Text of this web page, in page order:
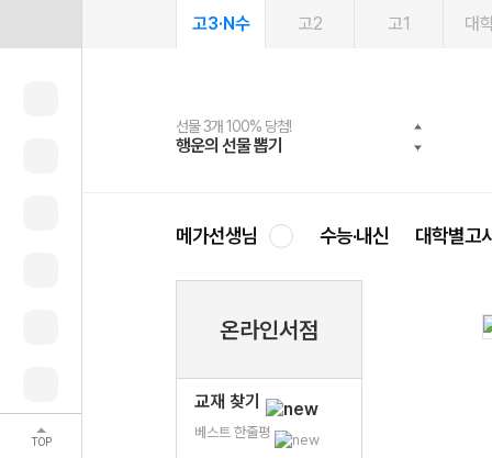
TOP
고3·N수 고2 고1 대
선물 3개 100% 당첨!
행운의 선물 뽑기
선물 100% 증정!
메가스터디 X 올리브
여름방학 스터디 캐시백
메가런 썸머스쿨
2027 러셀 단과
강사 공개선발
스마트러닝앱
설문 EVENT
메가패스
3일 무료 체험권
메가패스 수강생 무료혜택!
메가클럽 멤버십
사회공헌 캠페인
희망이룸 메가나눔
메가선생님 수능·내신 대학별고
온라인서점
교재 찾기
베스트 한줄평